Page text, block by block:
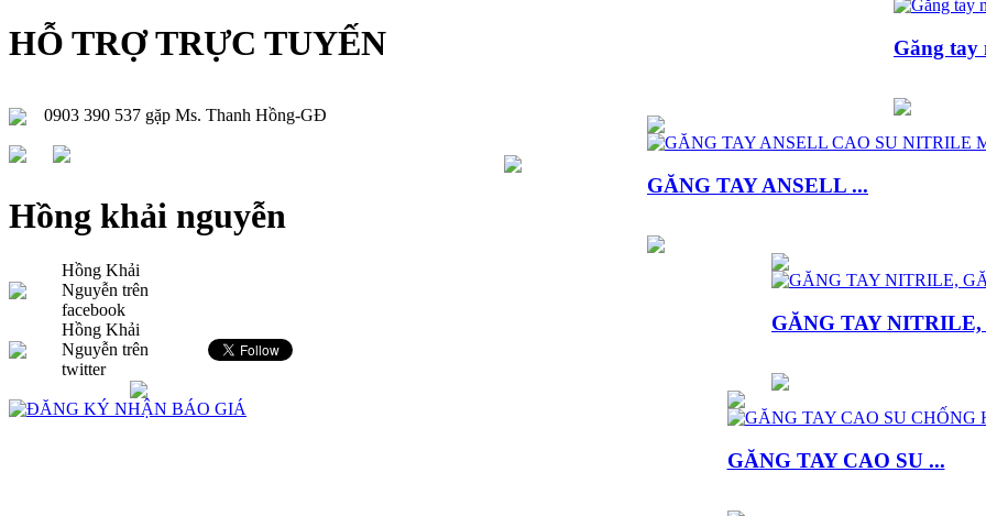
HỖ TRỢ TRỰC TUYẾN
0903 390 537 gặp Ms. Thanh Hồng-GĐ
Hồng khải nguyễn
Hồng Khải
Nguyễn trên
facebook
Hồng Khải
Nguyễn trên
twitter
Găng tay
GĂNG TAY ANSELL ...
GĂNG TAY NITRILE,
GĂNG TAY CAO SU ...